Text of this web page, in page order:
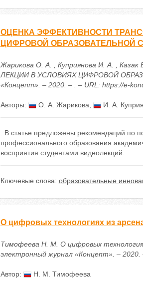
ОЦЕНКА ЭФФЕКТИВНОСТИ
ЦИФРОВОЙ ОБРАЗОВАТЕЛЬНОЙ
Жарикова О. А. , Куприянова И. А. ,
ЛЕКЦИИ В УСЛОВИЯХ ЦИФРОВОЙ
«Концепт». – 2020. – . – URL: https://e-
Авторы: О. А. Жарикова И. А.
. В статье предложены рекомендаций
профессионального образования
восприятия студентами видеолекций.
Ключевые слова: образовательные
О цифровых технологиях из
Тимофеева Н. М. О цифровых
электронный журнал «Концепт». – 2020.
Автор: Н. М. Тимофеева